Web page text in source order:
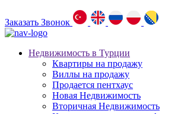
Заказать Звонок
Недвижимость в Турции
Квартиры на продажу
Виллы на продажу
Продается пентхаус
Новая Недвижимость
Вторичная Недвижимость